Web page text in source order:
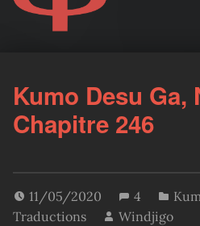
Kumo Desu Ga,
Chapitre 246
11/05/2020 4
Traductions
Windjigo